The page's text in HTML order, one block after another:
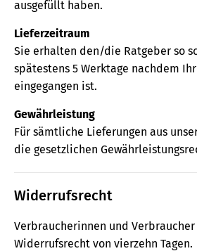
ausgefüllt haben.
Lieferzeitraum
Sie erhalten den/die Ratgeber so
spätestens 5 Werktage nachdem
eingegangen ist.
Gewährleistung
Für sämtliche Lieferungen aus
die gesetzlichen
Widerrufsrecht
Verbraucherinnen und
Widerrufsrecht von vierzehn Tagen.